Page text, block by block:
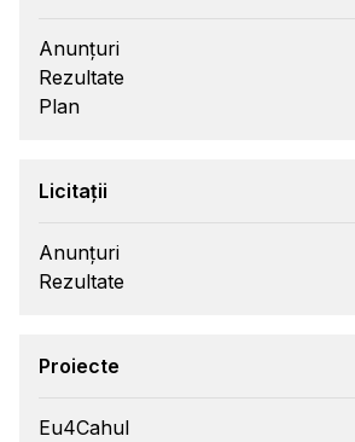
Anunțuri
Rezultate
Plan
Licitații
Anunțuri
Rezultate
Proiecte
Eu4Cahul